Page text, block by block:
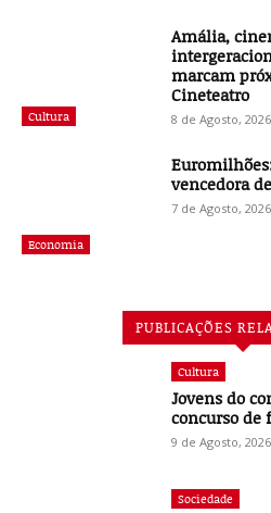
Cultura
Amália,
marcam
Cineteatro
8 de Agosto, 2026
Economia
vencedora
7 de Agosto, 2026
PUBLICAÇÕES
Cultura
Jovens do
concurso de
9 de Agosto, 2026
Sociedade